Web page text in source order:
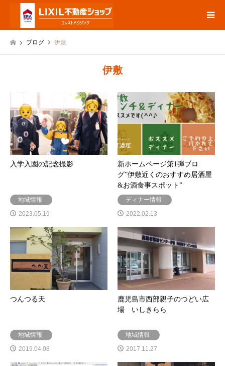
ブログ 伊敷
伊敷
入学入園の記念撮影
地域情報
2023.05.19
新ホームページ第1弾ブロ
グ”伊敷近くのおすすめ居酒屋
&お酒食事スポット”
ディナー情報
2022.02.13
つんつる天
地域情報
2019.04.08
鹿児島市西部親子のつどい広
場 いしきらら
地域情報
2017.11.27